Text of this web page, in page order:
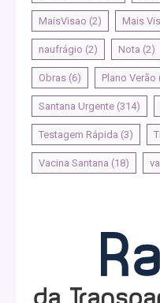
MaisVisao (2) Mais
naufrágio (2) Nota (2)
Obras (6) Plano Verão
Santana Urgente (314)
Testagem Rápida (3)
Vacina Santana (18)